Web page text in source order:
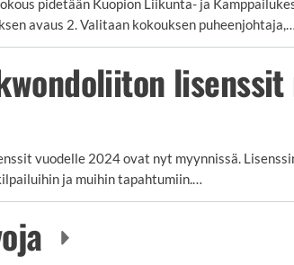
pidetään Kuopion Liikunta- ja
avaus 2. Valitaan kokouksen puheenjohtaja,…
vuodelle 2024 ovat nyt myynnissä.
ja muihin tapahtumiin.…